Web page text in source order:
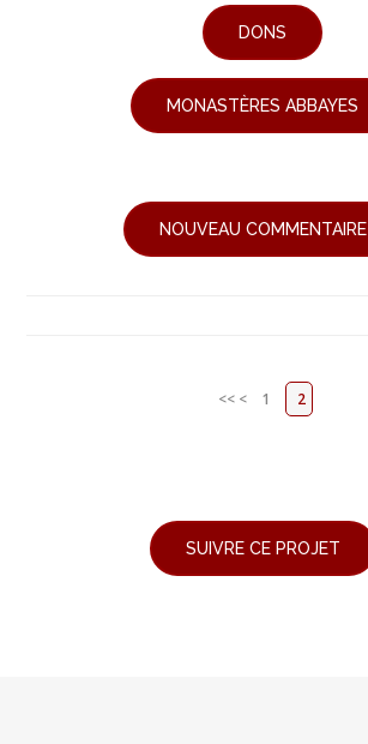
DONS
MONASTÈRES ABBAYES
NOUVEAU COMMENTAIRE
<< < 1 2